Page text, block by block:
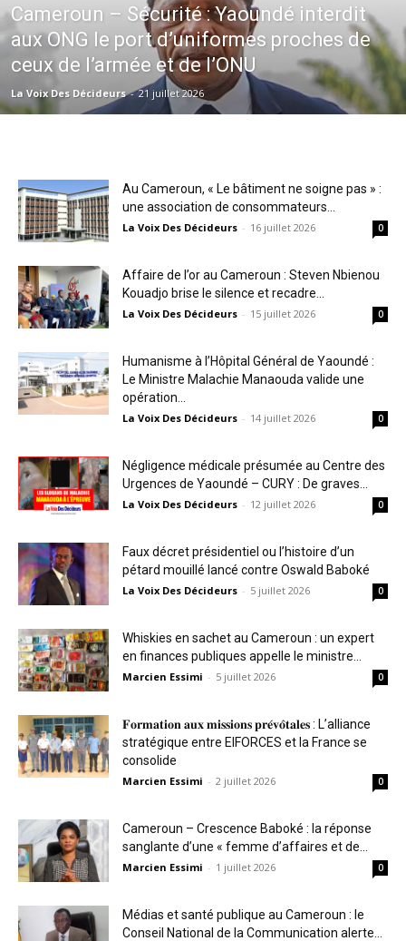
Cameroun – Sécurité : Yaoundé interdit
aux ONG le port d’uniformes proches de
ceux de l’armée et de l’ONU
La Voix Des Décideurs - 21 juillet 2026
Au Cameroun, « Le bâtiment ne soigne pas » :
une association de consommateurs...
La Voix Des Décideurs - 16 juillet 2026 0
Affaire de l’or au Cameroun : Steven Nbienou
Kouadjo brise le silence et recadre...
La Voix Des Décideurs - 15 juillet 2026 0
Humanisme à l’Hôpital Général de Yaoundé :
Le Ministre Malachie Manaouda valide une
opération...
La Voix Des Décideurs - 14 juillet 2026 0
Négligence médicale présumée au Centre des
Urgences de Yaoundé – CURY : De graves...
La Voix Des Décideurs - 12 juillet 2026 0
Faux décret présidentiel ou l’histoire d’un
pétard mouillé lancé contre Oswald Baboké
La Voix Des Décideurs - 5 juillet 2026 0
Whiskies en sachet au Cameroun : un expert
en finances publiques appelle le ministre...
Marcien Essimi - 5 juillet 2026 0
𝐅𝐨𝐫𝐦𝐚𝐭𝐢𝐨𝐧 𝐚𝐮𝐱 𝐦𝐢𝐬𝐬𝐢𝐨𝐧𝐬 𝐩𝐫𝐞́𝐯𝐨̂𝐭𝐚𝐥𝐞𝐬 : L’alliance
stratégique entre EIFORCES et la France se
consolide
Marcien Essimi - 2 juillet 2026 0
Cameroun – Crescence Baboké : la réponse
sanglante d’une « femme d’affaires et de...
Marcien Essimi - 1 juillet 2026 0
Médias et santé publique au Cameroun : le
Conseil National de la Communication alerte...